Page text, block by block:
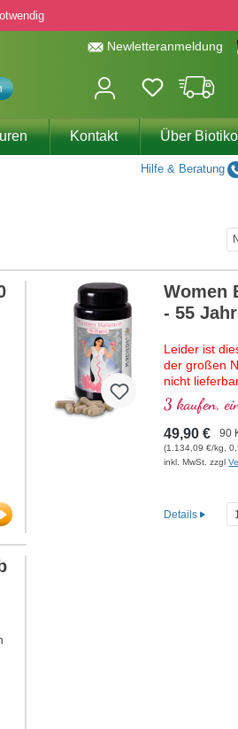
Newletteranmeldung
Kontakt Über
Hilfe & Beratung
Women
- 55
Leider ist
der großen
nicht
frische Ware
Für die Frau
Jahren, 90
3 kaufen,
49,90 € 90
(1.134,09 €/kg,
inkl. MwSt. zzgl
Details